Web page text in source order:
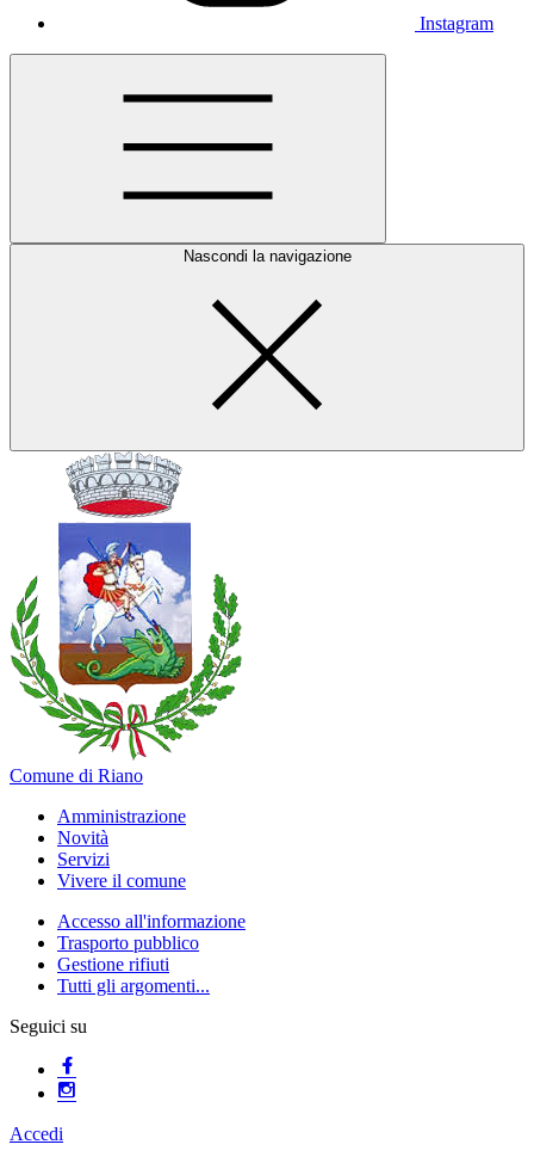
Instagram
Nascondi la navigazione
Comune di Riano
Amministrazione
Novità
Servizi
Vivere il comune
Accesso all'informazione
Trasporto pubblico
Gestione rifiuti
Tutti gli argomenti...
Seguici su
Accedi